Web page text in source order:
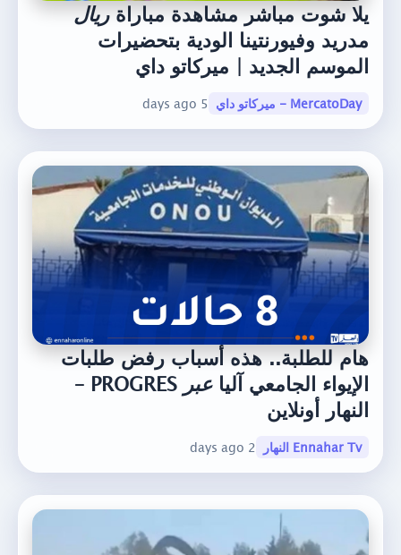
يلا شوت مباشر مشاهدة مباراةريال
مدريد وفيورنتينا الودية بتحضيرات
الموسم الجديد | ميركاتو داي
MercatoDay - ميركاتو داي 5 days ago
هام للطلبة.. هذه أسباب رفض طلبات
الإيواء الجامعي آلياعبر
PROGRES –
النهار أونلاين
Ennahar Tv النهار 2 days ago